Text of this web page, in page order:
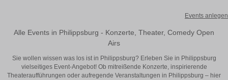
Events anlegen
Alle Events in Philippsburg - Konzerte, Theater, Comedy Open
Airs
Sie wollen wissen was los ist in Philippsburg? Erleben Sie in Philippsburg
vielseitiges Event-Angebot! Ob mitreißende Konzerte, inspirierende
Theateraufführungen oder aufregende Veranstaltungen in Philippsburg – hier